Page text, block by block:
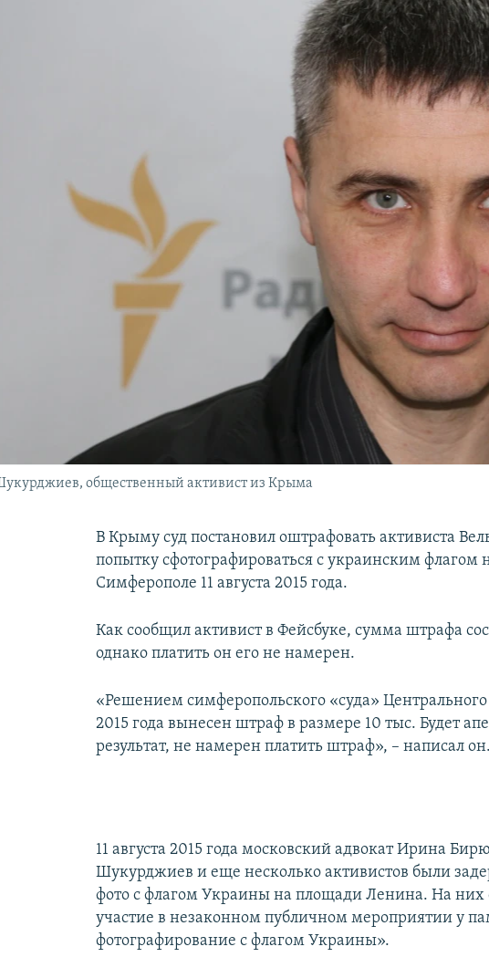
общественный активист из Крыма
В Крыму суд постановил оштрафовать активиста
попытку сфотографироваться с украинским
Симферополе 11 августа 2015 года.
Как сообщил активист в Фейсбуке, сумма штрафа
однако платить он его не намерен.
«Решением симферопольского «суда» Центрального
2015 года вынесен штраф в размере 10 тыс. Будет
результат, не намерен платить штраф», – написал он.
11 августа 2015 года московский адвокат Ирина
Шукурджиев и еще несколько активистов были
фото с флагом Украины на площади Ленина. На них
участие в незаконном публичном мероприятии у
фотографирование с флагом Украины».